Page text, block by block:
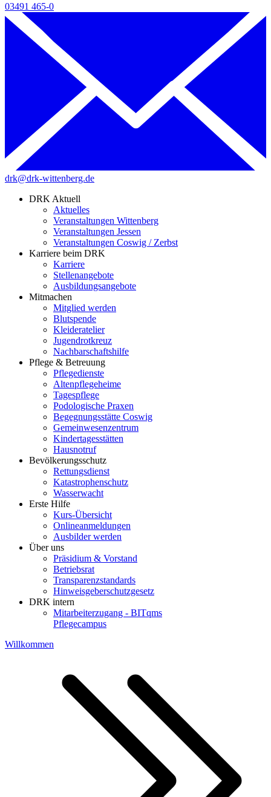
03491 465-0
drk@drk-wittenberg.de
DRK Aktuell
Aktuelles
Veranstaltungen Wittenberg
Veranstaltungen Jessen
Veranstaltungen Coswig / Zerbst
Karriere beim DRK
Karriere
Stellenangebote
Ausbildungsangebote
Mitmachen
Mitglied werden
Blutspende
Kleideratelier
Jugendrotkreuz
Nachbarschaftshilfe
Pflege & Betreuung
Pflegedienste
Altenpflegeheime
Tagespflege
Podologische Praxen
Begegnungsstätte Coswig
Gemeinwesenzentrum
Kindertagesstätten
Hausnotruf
Bevölkerungsschutz
Rettungsdienst
Katastrophenschutz
Wasserwacht
Erste Hilfe
Kurs-Übersicht
Onlineanmeldungen
Ausbilder werden
Über uns
Präsidium & Vorstand
Betriebsrat
Transparenzstandards
Hinweisgeberschutzgesetz
DRK intern
Mitarbeiterzugang - BITqms
Pflegecampus
Willkommen